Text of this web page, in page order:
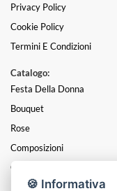
Privacy Policy
Cookie Policy
Termini E Condizioni
Catalogo:
Festa Della Donna
Bouquet
Rose
Composizioni
Cuori
Laurea🍪 Informativa